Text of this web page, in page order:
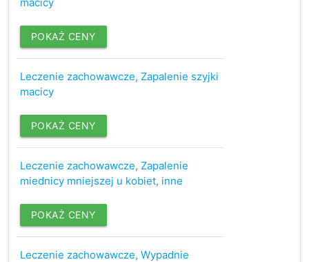
POKAŻ CENY
Leczenie zachowawcze, Zapalenie szyjki
macicy
POKAŻ CENY
Leczenie zachowawcze, Zapalenie
miednicy mniejszej u kobiet, inne
POKAŻ CENY
Leczenie zachowawcze, Wypadnie